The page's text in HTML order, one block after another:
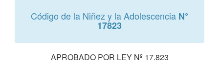
Código de la Niñez y la Adolescencia N°
17823
APROBADO POR LEY Nº 17.823